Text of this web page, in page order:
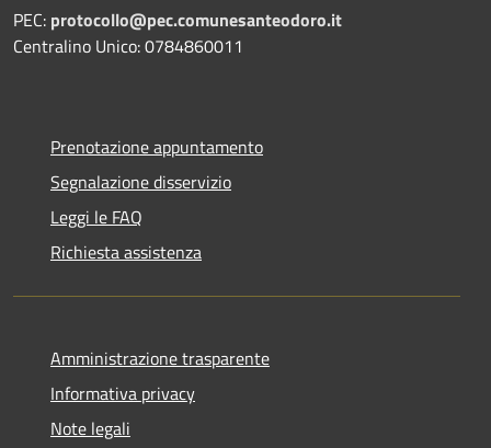
PEC: protocollo@pec.comunesanteodoro.it
Centralino Unico: 0784860011
Prenotazione appuntamento
Segnalazione disservizio
Leggi le FAQ
Richiesta assistenza
Amministrazione trasparente
Informativa privacy
Note legali